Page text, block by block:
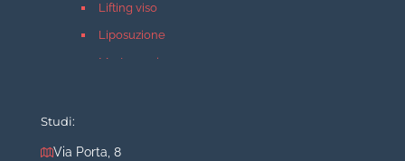
Lifting viso
Liposuzione
Mastopessi
Studi:
Via Porta, 8